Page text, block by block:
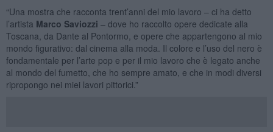
“Una mostra che racconta trent’anni del mio lavoro – ci ha detto
l’artista Marco Saviozzi – dove ho raccolto opere dedicate alla
Toscana, da Dante al Pontormo, e opere che appartengono al mio
mondo figurativo: dal cinema alla moda. Il colore e l’uso del nero è
fondamentale per l’arte pop e per il mio lavoro che è legato anche
al mondo del fumetto, che ho sempre amato, e che in modi diversi
ripropongo nei miei lavori pittorici.”